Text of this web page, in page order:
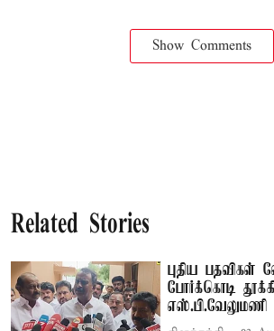
Show Comments
Related Stories
புதிய
போர்க்கொடி
எஸ்.பி.வேலுமணி